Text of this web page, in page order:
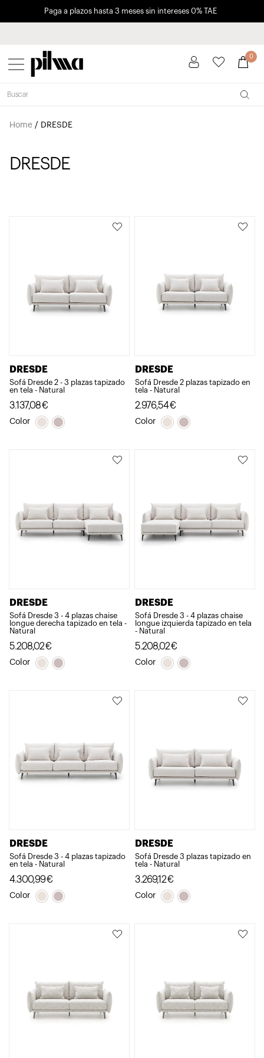
Paga a plazos hasta 3 meses sin intereses 0% TAE
pilma 0
Home/ DRESDE
DRESDE
DRESDE
Sofá Dresde 2 - 3 plazas tapizado
en tela - Natural
3.137,08€
Color
DRESDE
Sofá Dresde 2 plazas tapizado en
tela - Natural
2.976,54€
Color
DRESDE
Sofá Dresde 3 - 4 plazas chaise
longue derecha tapizado en tela -
Natural
5.208,02€
Color
DRESDE
Sofá Dresde 3 - 4 plazas chaise
longue izquierda tapizado en tela
- Natural
5.208,02€
Color
DRESDE
Sofá Dresde 3 - 4 plazas tapizado
en tela - Natural
4.300,99€
Color
DRESDE
Sofá Dresde 3 plazas tapizado en
tela - Natural
3.269,12€
Color